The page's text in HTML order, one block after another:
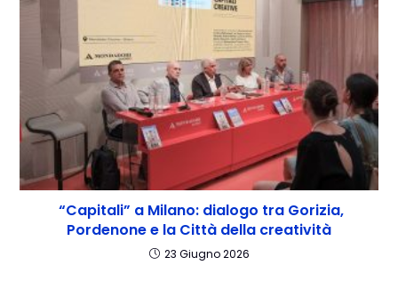
“Capitali” a Milano: dialogo tra Gorizia,
Pordenone e la Città della creatività
23 Giugno 2026